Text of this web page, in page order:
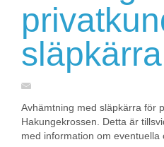
släpkärra
Avhämtning med släpkärra för
Hakungekrossen. Detta är
med information om eventuella